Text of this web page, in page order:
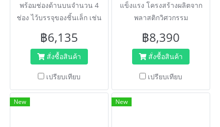
พร้อมช่องด้านบนจำนวน 4
ช่อง ไว้บรรจุของชิ้นเล็ก เช่น
สะดวกของพนักงาน เพิ่ม
ประสิทธิภาพการทำงาน
฿6,135
สั่งซื้อสินค้า
เปรียบเทียบ
แข็งแรง โครงสร้างผลิตจาก
พลาสติกวิศวกรรม
฿8,390
สั่งซื้อสินค้า
เปรียบเทียบ
New New